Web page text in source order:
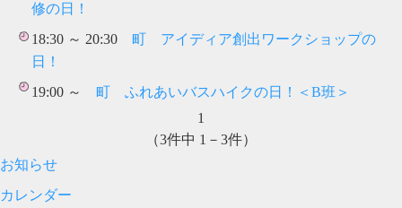
修の日！
18:30 ～ 20:30 町 アイディア創出ワークショップの
日！
19:00 ～ 町 ふれあいバスハイクの日！＜B班＞
1
（3件中 1－3件）
お知らせ
カレンダー